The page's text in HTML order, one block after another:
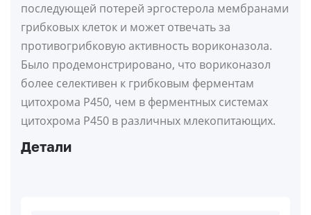
последующей потерей эргостерола мембранами
грибковых клеток и может отвечать за
противогрибковую активность вориконазола.
Было продемонстрировано, что вориконазол
более селективен к грибковым ферментам
цитохрома Р450, чем в ферментных системах
цитохрома Р450 в различных млекопитающих.
Детали